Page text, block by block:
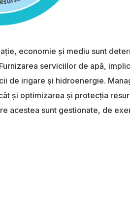
economie și mediu sunt
serviciilor de apă,
de irigare și hidroenergie.
și optimizarea și protecția
acestea sunt gestionate, de